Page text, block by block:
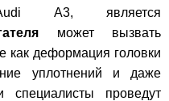
A3, является
может вызвать
как деформация головки
уплотнений и даже
специалисты проведут